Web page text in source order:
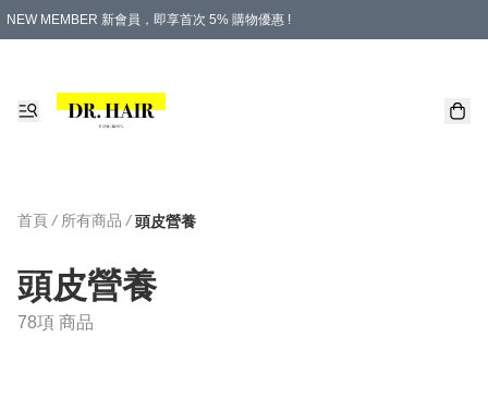
NEW MEMBER 新會員，即享首次 5% 購物優惠 !
首頁 / 所有商品 / 頭皮營養
頭皮營養
78項 商品